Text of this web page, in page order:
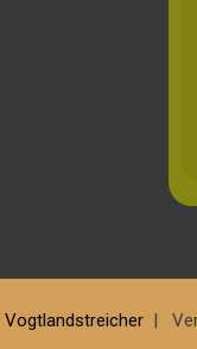
Vogtlandstreicher